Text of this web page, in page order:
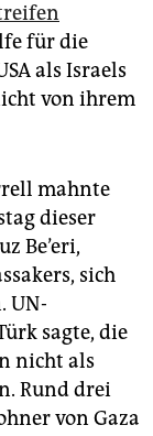
für die
als Israels
von ihrem
mahnte
dieser
Be’eri,
sich
UN-
sagte, die
nicht als
Rund drei
von Gaza